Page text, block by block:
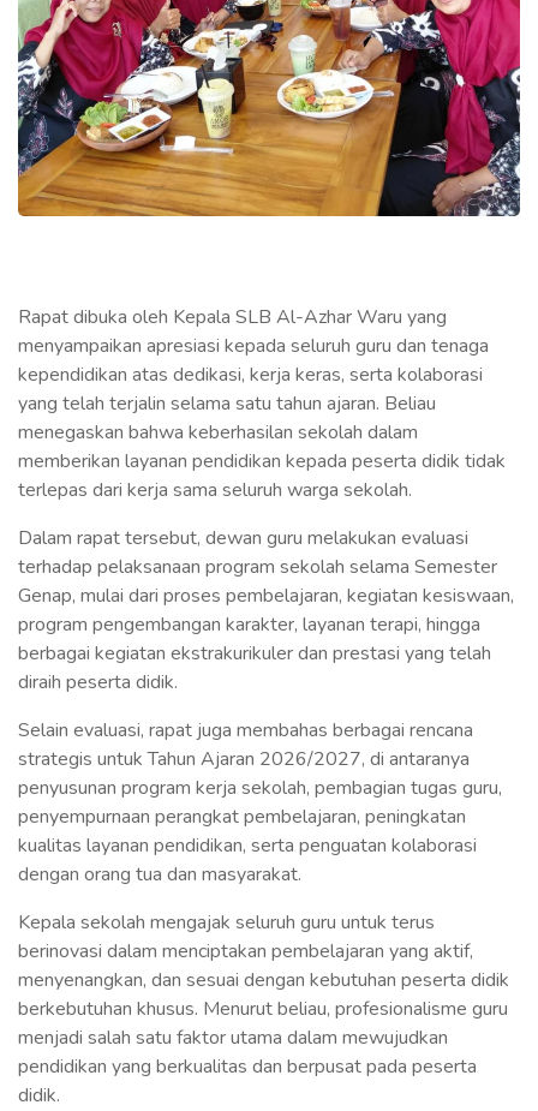
Rapat dibuka oleh Kepala SLB Al-Azhar Waru yang
menyampaikan apresiasi kepada seluruh guru dan tenaga
kependidikan atas dedikasi, kerja keras, serta kolaborasi
yang telah terjalin selama satu tahun ajaran. Beliau
menegaskan bahwa keberhasilan sekolah dalam
memberikan layanan pendidikan kepada peserta didik tidak
terlepas dari kerja sama seluruh warga sekolah.
Dalam rapat tersebut, dewan guru melakukan evaluasi
terhadap pelaksanaan program sekolah selama Semester
Genap, mulai dari proses pembelajaran, kegiatan kesiswaan,
program pengembangan karakter, layanan terapi, hingga
berbagai kegiatan ekstrakurikuler dan prestasi yang telah
diraih peserta didik.
Selain evaluasi, rapat juga membahas berbagai rencana
strategis untuk Tahun Ajaran 2026/2027, di antaranya
penyusunan program kerja sekolah, pembagian tugas guru,
penyempurnaan perangkat pembelajaran, peningkatan
kualitas layanan pendidikan, serta penguatan kolaborasi
dengan orang tua dan masyarakat.
Kepala sekolah mengajak seluruh guru untuk terus
berinovasi dalam menciptakan pembelajaran yang aktif,
menyenangkan, dan sesuai dengan kebutuhan peserta didik
berkebutuhan khusus. Menurut beliau, profesionalisme guru
menjadi salah satu faktor utama dalam mewujudkan
pendidikan yang berkualitas dan berpusat pada peserta
didik.